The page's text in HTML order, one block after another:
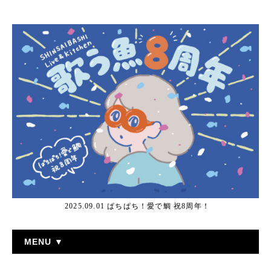
2025.09.01 ぱちぱち！愛で鯛 祝8周年！
MENU ▼